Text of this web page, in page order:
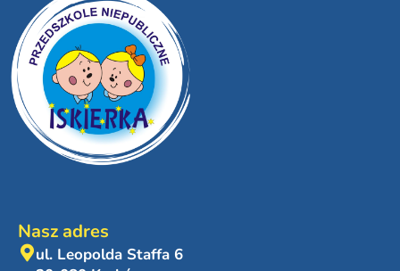
Nasz adres
ul. Leopolda Staffa 6